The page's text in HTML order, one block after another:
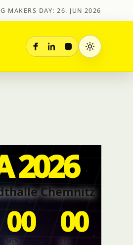
MAKERS DAY: 26. JUN 2026
2026
Chemnitz
00
MIN
00
SEC